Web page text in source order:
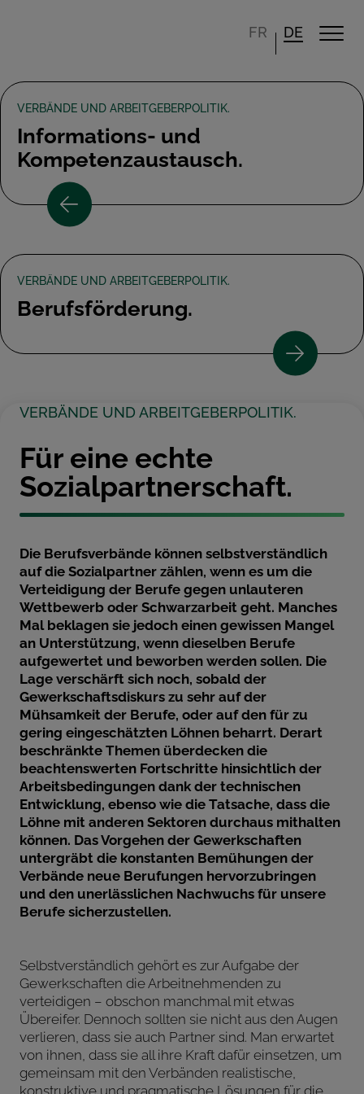
FR DE
VERBÄNDE UND ARBEITGEBERPOLITIK.
Informations- und
Kompetenzaustausch.
VERBÄNDE UND ARBEITGEBERPOLITIK.
Berufsförderung.
VERBÄNDE UND ARBEITGEBERPOLITIK.
Für eine echte
Sozialpartnerschaft.
Die Berufsverbände können selbstverständlich
auf die Sozialpartner zählen, wenn es um die
Verteidigung der Berufe gegen unlauteren
Wettbewerb oder Schwarzarbeit geht. Manches
Mal beklagen sie jedoch einen gewissen Mangel
an Unterstützung, wenn dieselben Berufe
aufgewertet und beworben werden sollen. Die
Lage verschärft sich noch, sobald der
Gewerkschaftsdiskurs zu sehr auf der
Mühsamkeit der Berufe, oder auf den für zu
gering eingeschätzten Löhnen beharrt. Derart
beschränkte Themen überdecken die
beachtenswerten Fortschritte hinsichtlich der
Arbeitsbedingungen dank der technischen
Entwicklung, ebenso wie die Tatsache, dass die
Löhne mit anderen Sektoren durchaus mithalten
können. Das Vorgehen der Gewerkschaften
untergräbt die konstanten Bemühungen der
Verbände neue Berufungen hervorzubringen
und den unerlässlichen Nachwuchs für unsere
Berufe sicherzustellen.
Selbstverständlich gehört es zur Aufgabe der
Gewerkschaften die Arbeitnehmenden zu
verteidigen – obschon manchmal mit etwas
Übereifer. Dennoch sollten sie nicht aus den Augen
verlieren, dass sie auch Partner sind. Man erwartet
von ihnen, dass sie all ihre Kraft dafür einsetzen, um
gemeinsam mit den Verbänden realistische,